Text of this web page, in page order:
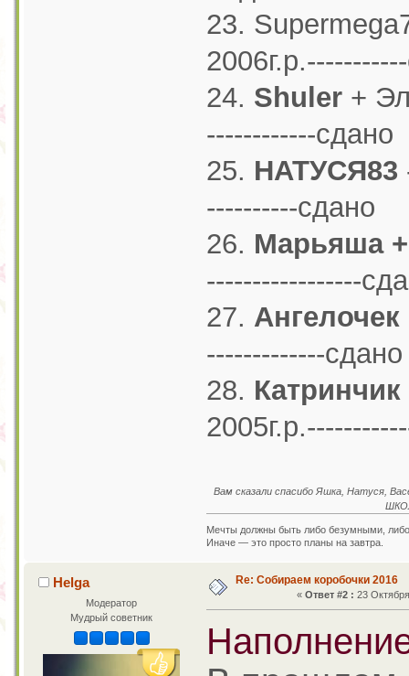
23.
24. Shuler+
------------сдано
25. НАТУСЯ83
----------сдано
26. Марьяша +
-----------------
27. Ангелочек
-------------сдано
28.
Вам сказали спасибо Яшка, Натуся,
Мечты должны быть либо безумными,
Иначе — это просто планы на завтра.
Helga
Модератор
Мудрый советник
Re: Собираем коробочки 2016
«Ответ #2 : 23